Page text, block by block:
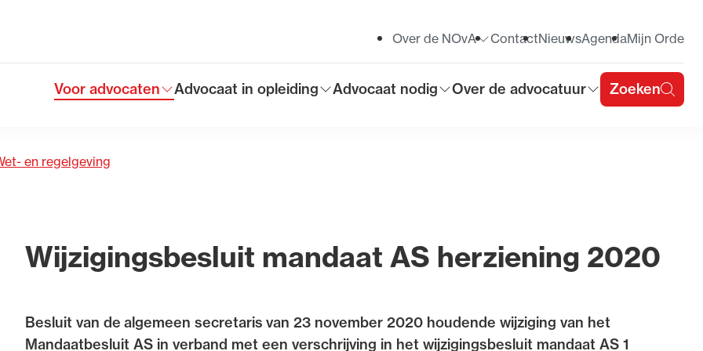
Toon submenu voor
Voor advocaten
Toon submenu voor
Advocaat in opleiding
Toon submenu voor
Advocaat nodig
Toon submenu voor
Over de advocatuur Zoeken
Toon submenu voor
Over de NOvA ContactNieuwsAgendaMijn Orde
en regelgeving
Wijzigingsbesluit mandaat AS herziening 2020
Besluit van de algemeen secretaris van 23 november 2020 houdende wijziging van het
Mandaatbesluit AS in verband met een verschrijving in het wijzigingsbesluit mandaat AS 1